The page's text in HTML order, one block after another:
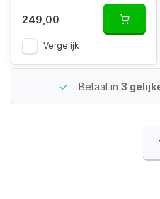
249,00
Vergelijk
Betaal in 3